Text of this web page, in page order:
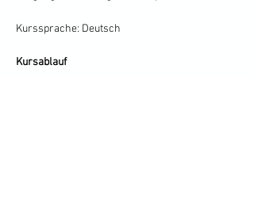
Kurssprache: Deutsch
Kursablauf